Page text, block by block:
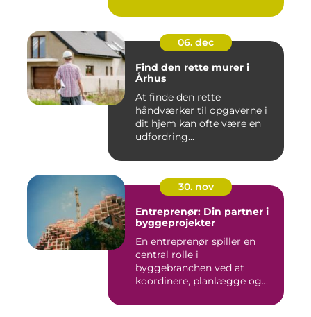
06. dec
Find den rette murer i
Århus
At finde den rette
håndværker til opgaverne i
dit hjem kan ofte være en
udfordring...
30. nov
Entreprenør: Din partner i
byggeprojekter
En entreprenør spiller en
central rolle i
byggebranchen ved at
koordinere, planlægge og...